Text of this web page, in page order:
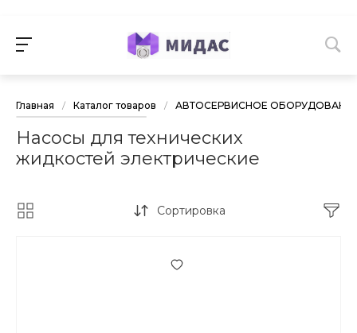
Главная / Каталог товаров / АВТОСЕРВИСНОЕ
Насосы для технических
жидкостей электрические
Сортировка